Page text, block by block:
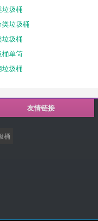
圾桶
垃圾桶
圾桶
单筒
圾桶
友情链接
桶